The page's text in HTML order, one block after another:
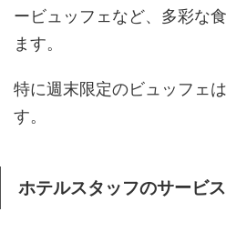
ービュッフェなど、多彩な
ます。
特に週末限定のビュッフェ
す。
ホテルスタッフのサービス